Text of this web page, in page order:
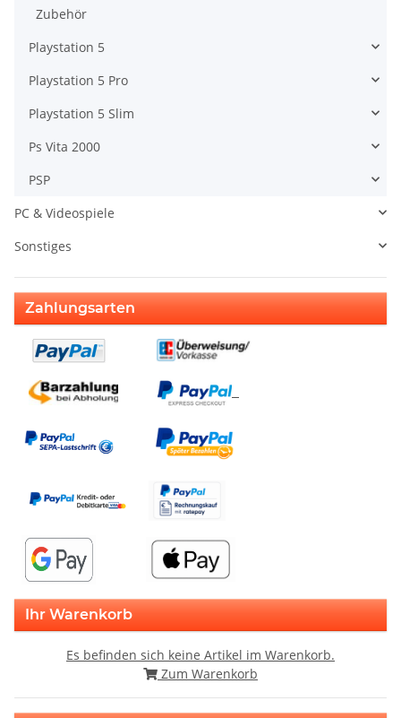
Zubehör
Playstation 5
Playstation 5 Pro
Playstation 5 Slim
Ps Vita 2000
PSP
PC & Videospiele
Sonstiges
Zahlungsarten
Ihr Warenkorb
Es befinden sich keine Artikel im Warenkorb.
Zum Warenkorb